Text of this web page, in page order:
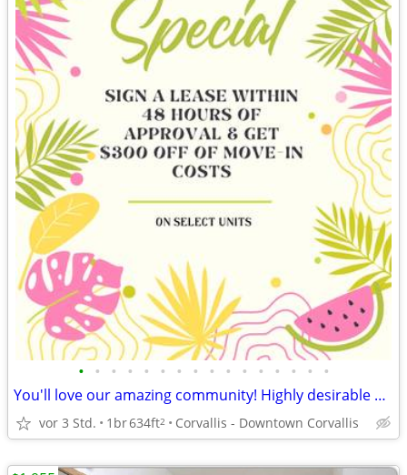
• • • • • • • • • • • • • • • •
You'll love our amazing community! Highly desirable neighborhood!
vor 3 Std. 1br634ft2 Corvallis - Downtown Corvallis